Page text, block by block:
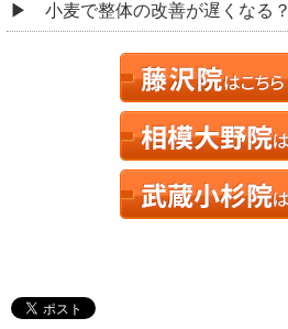
小麦で整体の改善が遅くなる？